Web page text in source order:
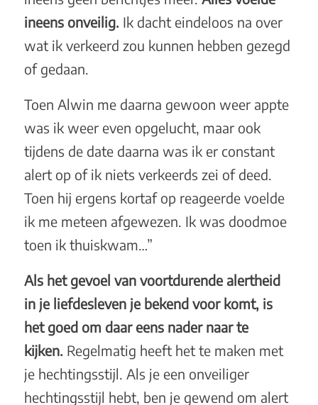
ineens onveilig.Ik dacht eindeloos na over
wat ik verkeerd zou kunnen hebben gezegd
of gedaan.
Toen Alwin me daarna gewoon weer appte
was ik weer even opgelucht, maar ook
tijdens de date daarna was ik er constant
alert op of ik niets verkeerds zei of deed.
Toen hij ergens kortaf op reageerde voelde
ik me meteen afgewezen. Ik was doodmoe
toen ik thuiskwam…”
Als het gevoel van voortdurende alertheid
in je liefdesleven je bekend voor komt, is
het goed om daar eens nader naar te
kijken. Regelmatig heeft het te maken met
je hechtingsstijl. Als je een onveiliger
hechtingsstijl hebt, ben je gewend om alert